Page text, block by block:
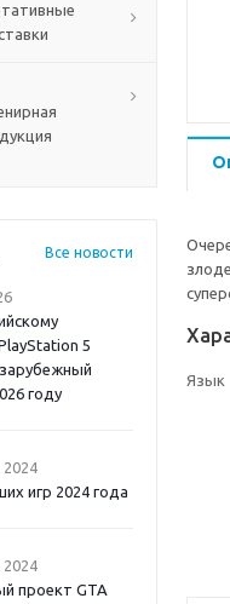
Все новости
5
году
игр 2024 года
проект GTA
Язык